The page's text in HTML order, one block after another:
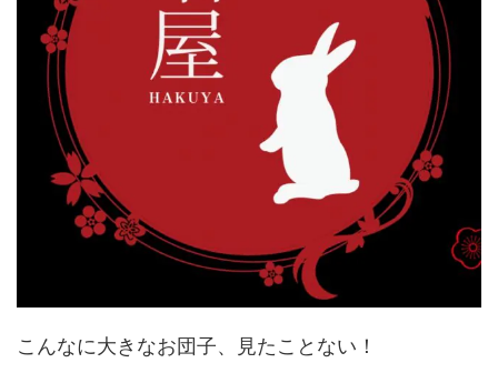
こんなに大きなお団子、見たことない！